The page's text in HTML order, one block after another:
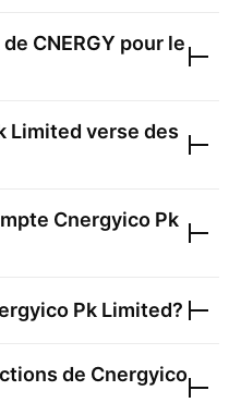
CNERGY pour le
Limited verse des
Cnergyico Pk
Pk Limited?
de Cnergyico